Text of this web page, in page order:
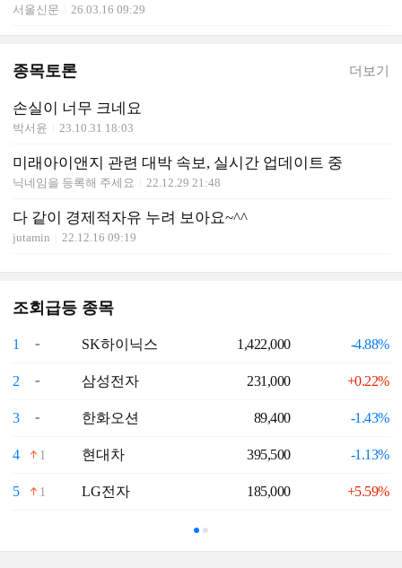
서울신문 26.03.16 09:29
종목토론 더보기
손실이 너무 크네요
박서윤 23.10.31 18:03
미래아이앤지 관련 대박 속보, 실시간 업데이트 중
닉네임을 등록해 주세요 22.12.29 21:48
다 같이 경제적자유 누려 보아요~^^
jutamin 22.12.16 09:19
조회급등 종목
1 SK하이닉스 1,422,000 -4.88%
2 삼성전자 231,000 +0.22%
3 한화오션 89,400 -1.43%
4 1 현대차 395,500 -1.13%
5 1 LG전자 185,000 +5.59%